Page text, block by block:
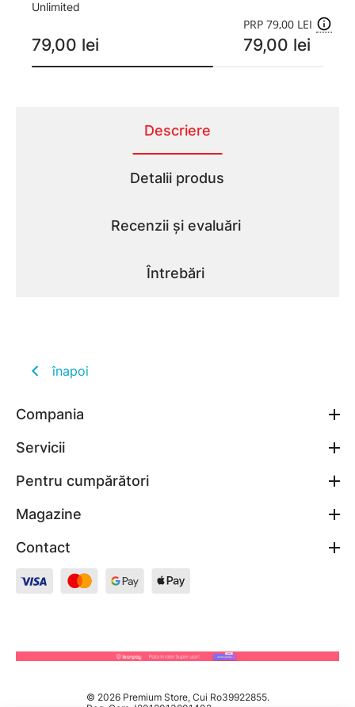
Unlimited
79,00 lei
PRP 79,00 LEI
79,00 lei
Descriere
Detalii produs
Recenzii și evaluări
Întrebări
înapoi
Compania
Servicii
Pentru cumpărători
Magazine
Contact
© 2026 Premium Store, Cui Ro39922855.